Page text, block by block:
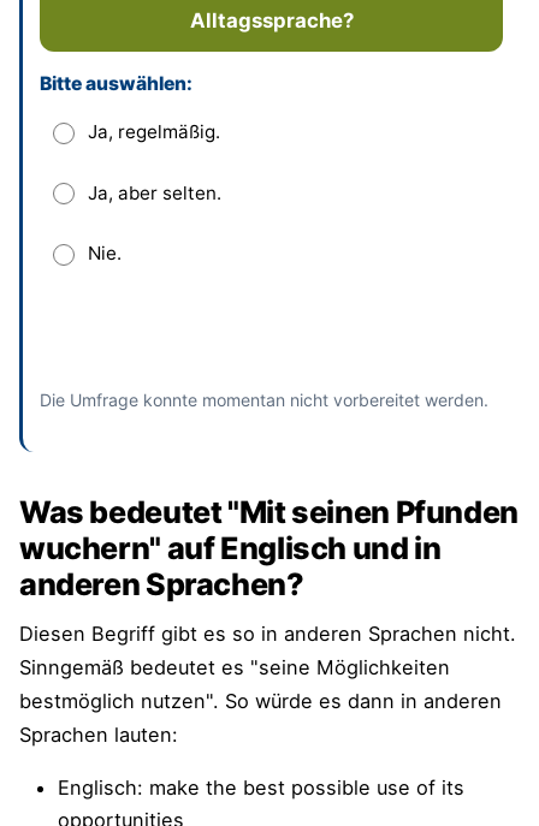
Alltagssprache?
Dieses Feld bitte leer lassen
Bitte auswählen:
Ja, regelmäßig.
Ja, aber selten.
Nie.
Die Umfrage konnte momentan nicht vorbereitet werden.
Was bedeutet "Mit seinen Pfunden
wuchern" auf Englisch und in
anderen Sprachen?
Diesen Begriff gibt es so in anderen Sprachen nicht.
Sinngemäß bedeutet es "seine Möglichkeiten
bestmöglich nutzen". So würde es dann in anderen
Sprachen lauten:
Englisch: make the best possible use of its
opportunities